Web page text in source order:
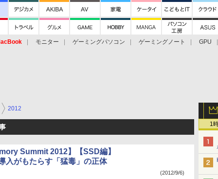
モニター ゲーミングパソコン ゲーミングノート GPU
1
2012
Summit 2012】【SSD編】
入がもたらす「猛毒」の正体
(2012/9/6)